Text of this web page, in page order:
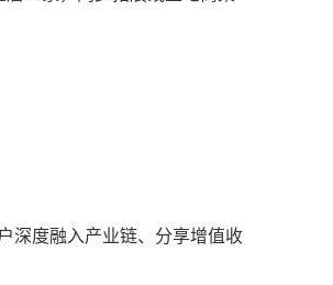
深度融入产业链、分享增值收